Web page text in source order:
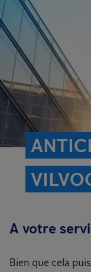
A votre
Bien que cela